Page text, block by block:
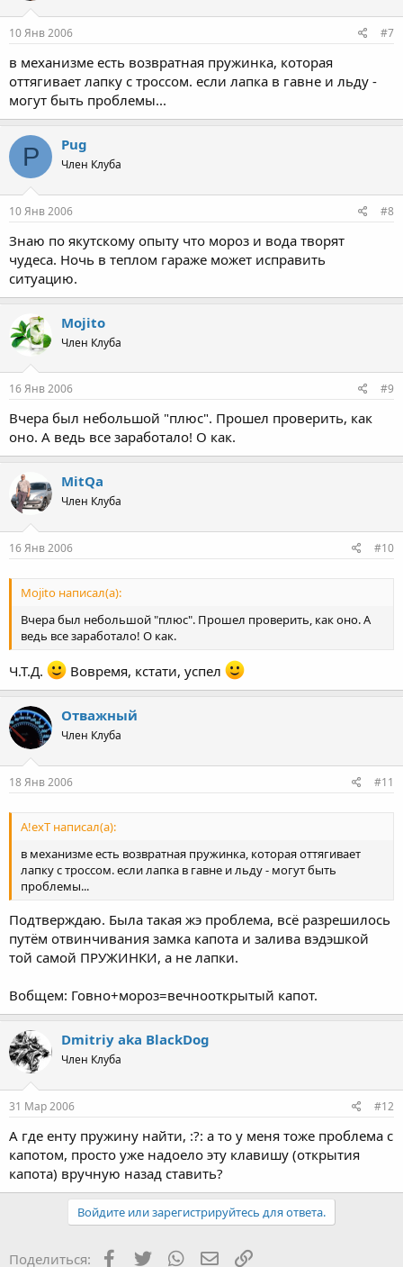
10 Янв 2006 #7
в механизме есть возвратная пружинка, которая
оттягивает лапку с троссом. если лапка в гавне и льду -
могут быть проблемы...
P Pug
Член Клуба
10 Янв 2006 #8
Знаю по якутскому опыту что мороз и вода творят
чудеса. Ночь в теплом гараже может исправить
ситуацию.
Mojito
Член Клуба
16 Янв 2006 #9
Вчера был небольшой "плюс". Прошел проверить, как
оно. А ведь все заработало! О как.
MitQa
Член Клуба
16 Янв 2006 #10
Mojito написал(а):
Вчера был небольшой "плюс". Прошел проверить, как оно. А
ведь все заработало! О как.
Ч.Т.Д. Вовремя, кстати, успел
Отважный
Член Клуба
18 Янв 2006 #11
A!exT написал(а):
в механизме есть возвратная пружинка, которая оттягивает
лапку с троссом. если лапка в гавне и льду - могут быть
проблемы...
Подтверждаю. Была такая жэ проблема, всё разрешилось
путём отвинчивания замка капота и залива вэдэшкой
той самой ПРУЖИНКИ, а не лапки.
Вобщем: Говно+мороз=вечнооткрытый капот.
Dmitriy aka BlackDog
Член Клуба
31 Мар 2006 #12
А где енту пружину найти, :?: а то у меня тоже проблема с
капотом, просто уже надоело эту клавишу (открытия
капота) вручную назад ставить?
Войдите или зарегистрируйтесь для ответа.
Поделиться: Facebook
TwitterWhatsAppЭлектронная почта
Ссылка